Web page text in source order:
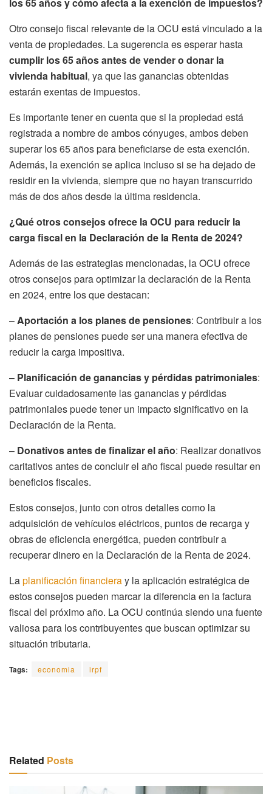
los 65 años y cómo afecta a la exención de impuestos?
Otro consejo fiscal relevante de la OCU está vinculado a la
venta de propiedades. La sugerencia es esperar hasta
cumplir los 65 años antes de vender o donar la
vivienda habitual, ya que las ganancias obtenidas
estarán exentas de impuestos.
Es importante tener en cuenta que si la propiedad está
registrada a nombre de ambos cónyuges, ambos deben
superar los 65 años para beneficiarse de esta exención.
Además, la exención se aplica incluso si se ha dejado de
residir en la vivienda, siempre que no hayan transcurrido
más de dos años desde la última residencia.
¿Qué otros consejos ofrece la OCU para reducir la
carga fiscal en la Declaración de la Renta de 2024?
Además de las estrategias mencionadas, la OCU ofrece
otros consejos para optimizar la declaración de la Renta
en 2024, entre los que destacan:
–Aportación a los planes de pensiones: Contribuir a los
planes de pensiones puede ser una manera efectiva de
reducir la carga impositiva.
– Planificación de ganancias y pérdidas patrimoniales:
Evaluar cuidadosamente las ganancias y pérdidas
patrimoniales puede tener un impacto significativo en la
Declaración de la Renta.
– Donativos antes de finalizar el año: Realizar donativos
caritativos antes de concluir el año fiscal puede resultar en
beneficios fiscales.
Estos consejos, junto con otros detalles como la
adquisición de vehículos eléctricos, puntos de recarga y
obras de eficiencia energética, pueden contribuir a
recuperar dinero en la Declaración de la Renta de 2024.
Laplanificación financieray la aplicación estratégica de
estos consejos pueden marcar la diferencia en la factura
fiscal del próximo año. La OCU continúa siendo una fuente
valiosa para los contribuyentes que buscan optimizar su
situación tributaria.
Tags: economia irpf
Related Posts